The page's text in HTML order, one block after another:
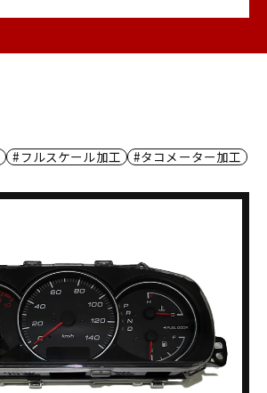
フルスケール加工 タコメーター加工